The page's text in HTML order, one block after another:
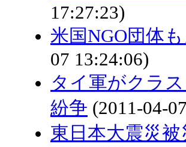
17:27:23)
米国NGO団体
07 13:24:06)
タイ軍がクラ
紛争 (2011-04-
東日本大震災